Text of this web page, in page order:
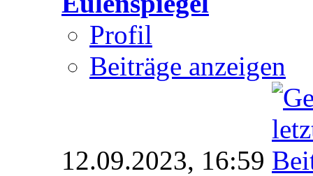
Profil
Beiträge anzeigen
12.09.2023, 16:59